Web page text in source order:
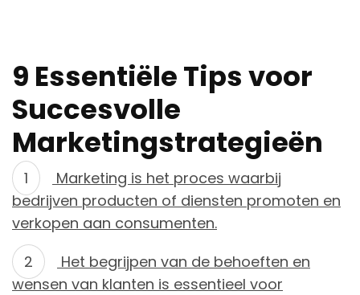
9 Essentiële Tips voor
Succesvolle
Marketingstrategieën
Marketing is het proces waarbij
bedrijven producten of diensten promoten en
verkopen aan consumenten.
Het begrijpen van de behoeften en
wensen van klanten is essentieel voor